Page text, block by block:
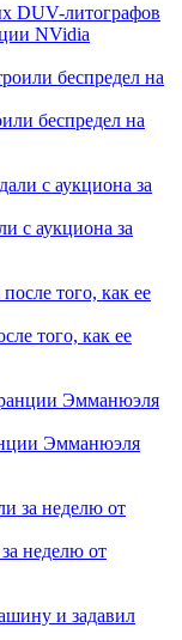
DUV-литографов
NVidia
беспредел на
с аукциона за
того, как ее
Эмманюэля
неделю от